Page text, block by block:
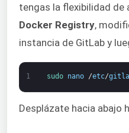
tengas la flexibilidad de
Docker Registry,
instancia de GitLab y
1 sudo nano /etc/
Desplázate hacia abajo